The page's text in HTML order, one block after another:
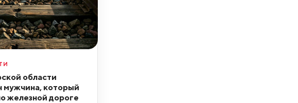
области
мужчина, который
железной дороге